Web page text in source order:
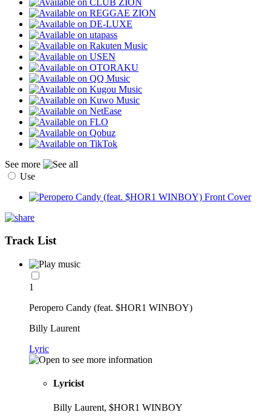
See more
Use
Track List
1
Peropero Candy (feat. $HOR1 WINBOY)
Billy Laurent
Lyric
Lyricist
Billy Laurent, $HOR1 WINBOY